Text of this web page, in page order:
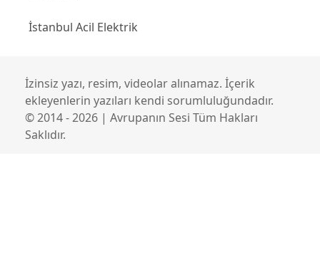
İstanbul Acil Elektrik
İzinsiz yazı, resim, videolar alınamaz. İçerik
ekleyenlerin yazıları kendi sorumluluğundadır.
© 2014 - 2026 | Avrupanın Sesi Tüm Hakları
Saklıdır.